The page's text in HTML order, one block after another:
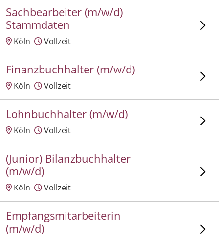
Sachbearbeiter (m/w/d)
Stammdaten
Köln Vollzeit
Finanzbuchhalter (m/w/d)
Köln Vollzeit
Lohnbuchhalter (m/w/d)
Köln Vollzeit
(Junior) Bilanzbuchhalter
(m/w/d)
Köln Vollzeit
Empfangsmitarbeiterin
(m/w/d)